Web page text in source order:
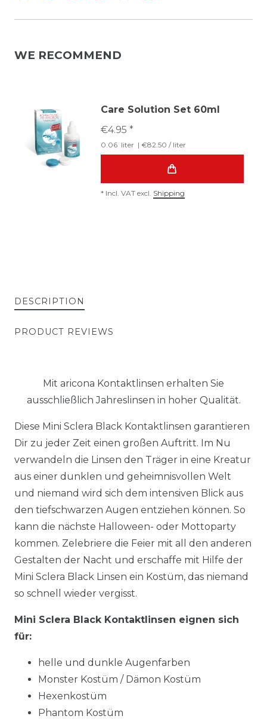
WE RECOMMEND
Care Solution Set 60ml
€4.95 *
0.06 liter | €82.50 / liter
* Incl. VAT excl. Shipping
DESCRIPTION
PRODUCT REVIEWS
Mit aricona Kontaktlinsen erhalten Sie
ausschließlich Jahreslinsen in hoher Qualität.
Diese Mini Sclera Black Kontaktlinsen garantieren
Dir zu jeder Zeit einen großen Auftritt. Im Nu
verwandeln die Linsen den Träger in eine Kreatur
aus einer dunklen und geheimnisvollen Welt
und niemand wird sich dem intensiven Blick aus
den tiefschwarzen Augen entziehen können. So
kann die nächste Halloween- oder Mottoparty
kommen. Zelebriere die Feier mit all den anderen
Gestalten der Nacht und erschaffe mit Hilfe der
Mini Sclera Black Linsen ein Kostüm, das niemand
so schnell wieder vergisst.
Mini Sclera Black Kontaktlinsen eignen sich
für:
helle und dunkle Augenfarben
Monster Kostüm / Dämon Kostüm
Hexenkostüm
Phantom Kostüm